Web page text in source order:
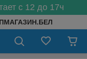
с 12 до 17ч